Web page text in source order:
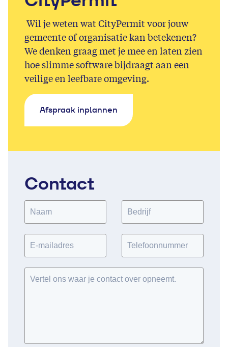
Wil je weten wat CityPermit voor jouw
gemeente of organisatie kan betekenen?
We denken graag met je mee en laten zien
hoe slimme software bijdraagt aan een
veilige en leefbare omgeving.
Afspraak inplannen
Contact